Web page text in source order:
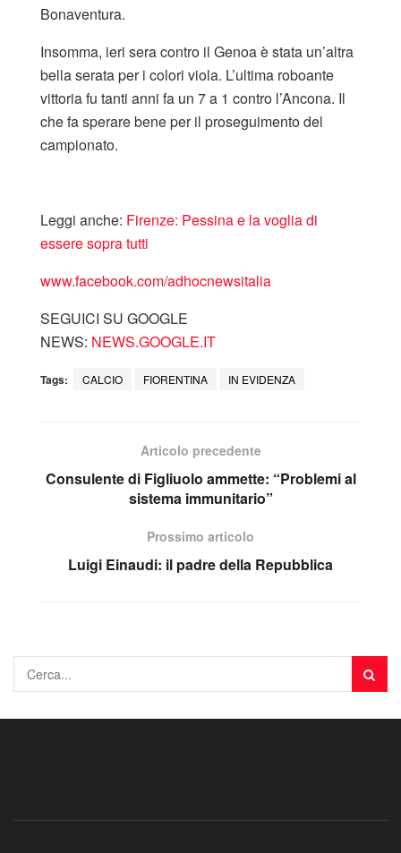
Bonaventura.
Insomma, ieri sera contro il Genoa è stata un’altra
bella serata per i colori viola. L’ultima roboante
vittoria fu tanti anni fa un 7 a 1 contro l’Ancona. Il
che fa sperare bene per il proseguimento del
campionato.
Leggi anche: Firenze: Pessina e la voglia di
essere sopra tutti
www.facebook.com/adhocnewsitalia
SEGUICI SU GOOGLE
NEWS: NEWS.GOOGLE.IT
Tags: CALCIO FIORENTINA IN EVIDENZA
Articolo precedente
Consulente di Figliuolo ammette: “Problemi al
sistema immunitario”
Prossimo articolo
Luigi Einaudi: il padre della Repubblica